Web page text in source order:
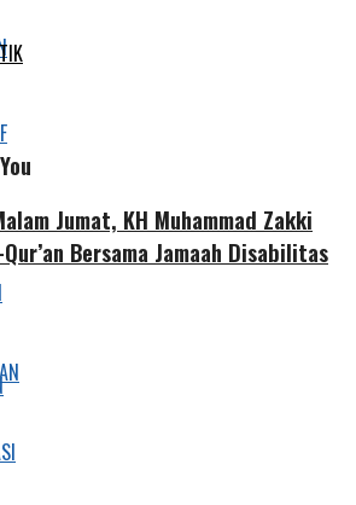
Jumat, KH Muhammad Zakki
Bersama Jamaah Disabilitas